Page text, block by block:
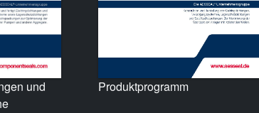
und
Produktprogramm